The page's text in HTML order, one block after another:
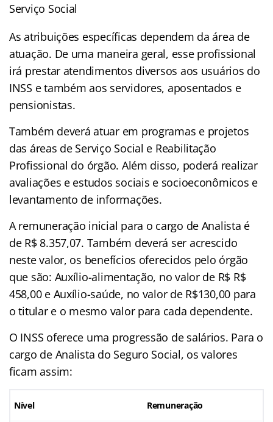
Serviço Social
As atribuições específicas dependem da área de
atuação. De uma maneira geral, esse profissional
irá prestar atendimentos diversos aos usuários do
INSS e também aos servidores, aposentados e
pensionistas.
Também deverá atuar em programas e projetos
das áreas de Serviço Social e Reabilitação
Profissional do órgão. Além disso, poderá realizar
avaliações e estudos sociais e socioeconômicos e
levantamento de informações.
A remuneração inicial para o cargo de Analista é
de R$ 8.357,07. Também deverá ser acrescido
neste valor, os benefícios oferecidos pelo órgão
que são: Auxílio-alimentação, no valor de R$ R$
458,00 e Auxílio-saúde, no valor de R$130,00 para
o titular e o mesmo valor para cada dependente.
O INSS oferece uma progressão de salários. Para o
cargo de Analista do Seguro Social, os valores
ficam assim:
Nível Remuneração